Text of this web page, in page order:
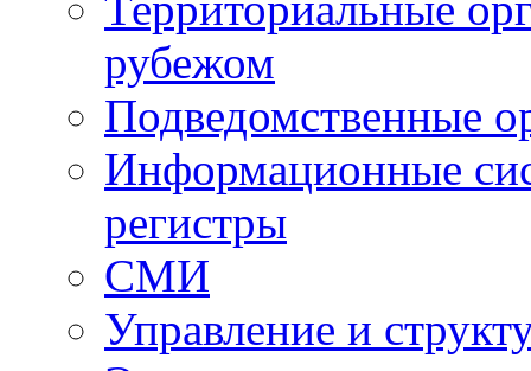
рубежом
Подведомственные
Информационные
регистры
СМИ
Управление и